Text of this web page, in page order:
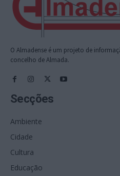
O Almadense é um projeto de
concelho de Almada.
Secções
Ambiente
Cidade
Cultura
Educação